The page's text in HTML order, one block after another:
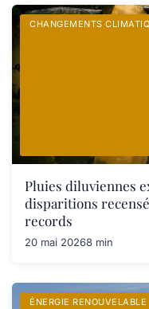
CHANGEMENTS
Pluies diluviennes
disparitions
records
20 mai 20268 min
ÉNERGIE RENOUVELABLE